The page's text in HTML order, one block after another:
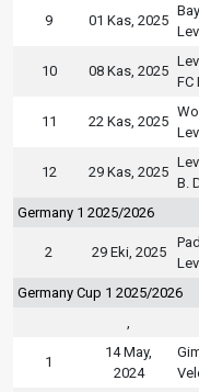
9 01 Kas, 2025
10 08 Kas, 2025
FC
11 22 Kas, 2025
12 29 Kas, 2025
B.
Germany 1 2025/2026
2 29 Eki, 2025
Germany Cup 1 2025/2026
1
14 May,
2024